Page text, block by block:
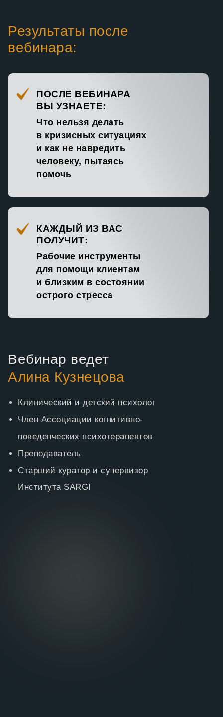
Результаты после
вебинара:
ПОСЛЕ ВЕБИНАРА
ВЫ УЗНАЕТЕ:
Что нельзя делать
в кризисных ситуациях
и как не навредить
человеку, пытаясь
помочь
КАЖДЫЙ ИЗ ВАС
ПОЛУЧИТ:
Рабочие инструменты
для помощи клиентам
и близким в состоянии
острого стресса
Вебинар ведет
Алина Кузнецова
Клинический и детский психолог
Член Ассоциации когнитивно-
поведенческих психотерапевтов
Преподаватель
Старший куратор и супервизор
Института SARGI